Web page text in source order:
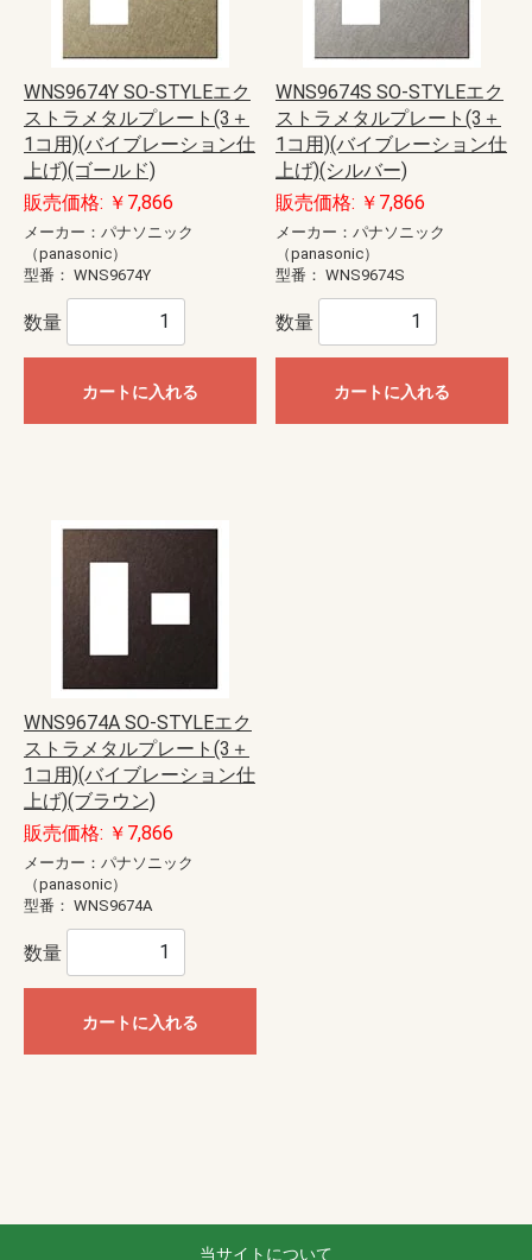
WNS9674Y SO-STYLEエク
ストラメタルプレート(3＋
1コ用)(バイブレーション仕
上げ)(ゴールド)
販売価格: ￥7,866
メーカー：パナソニック
（panasonic）
型番： WNS9674Y
数量
カートに入れる
WNS9674S SO-STYLEエク
ストラメタルプレート(3＋
1コ用)(バイブレーション仕
上げ)(シルバー)
販売価格: ￥7,866
メーカー：パナソニック
（panasonic）
型番： WNS9674S
数量
カートに入れる
WNS9674A SO-STYLEエク
ストラメタルプレート(3＋
1コ用)(バイブレーション仕
上げ)(ブラウン)
販売価格: ￥7,866
メーカー：パナソニック
（panasonic）
型番： WNS9674A
数量
カートに入れる
当サイトについて